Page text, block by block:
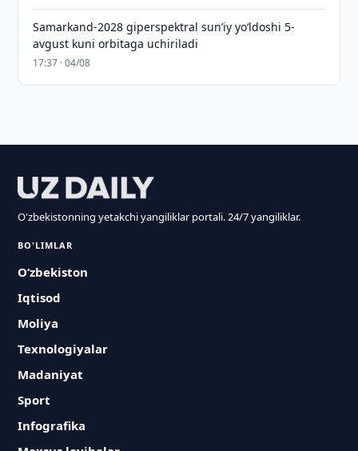
Samarkand-2028 giperspektral sun’iy yo‘ldoshi 5-
avgust kuni orbitaga uchiriladi
17:37 · 04/08
O'zbekistonning yetakchi yangiliklar portali. 24/7 yangiliklar.
BO'LIMLAR
O‘zbekiston
Iqtisod
Moliya
Texnologiyalar
Madaniyat
Sport
Infografika